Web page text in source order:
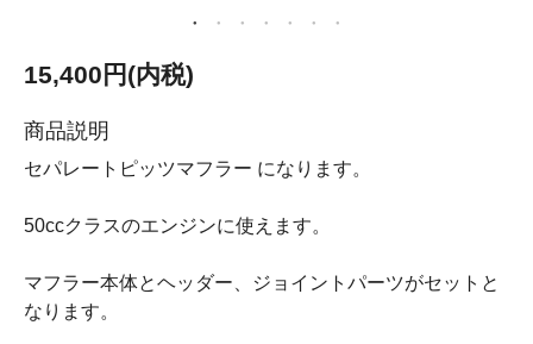
15,400円(内税)
商品説明
セパレートピッツマフラー になります。
50ccクラスのエンジンに使えます。
マフラー本体とヘッダー、ジョイントパーツがセットと
なります。